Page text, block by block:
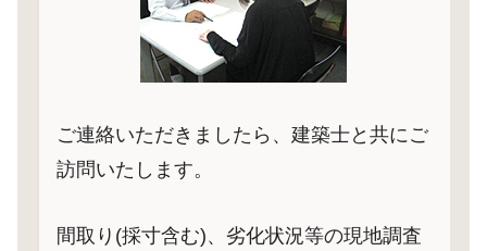
ご連絡いただきましたら、建築士と共にご
訪問いたします。
間取り(採寸含む)、劣化状況等の現地調査